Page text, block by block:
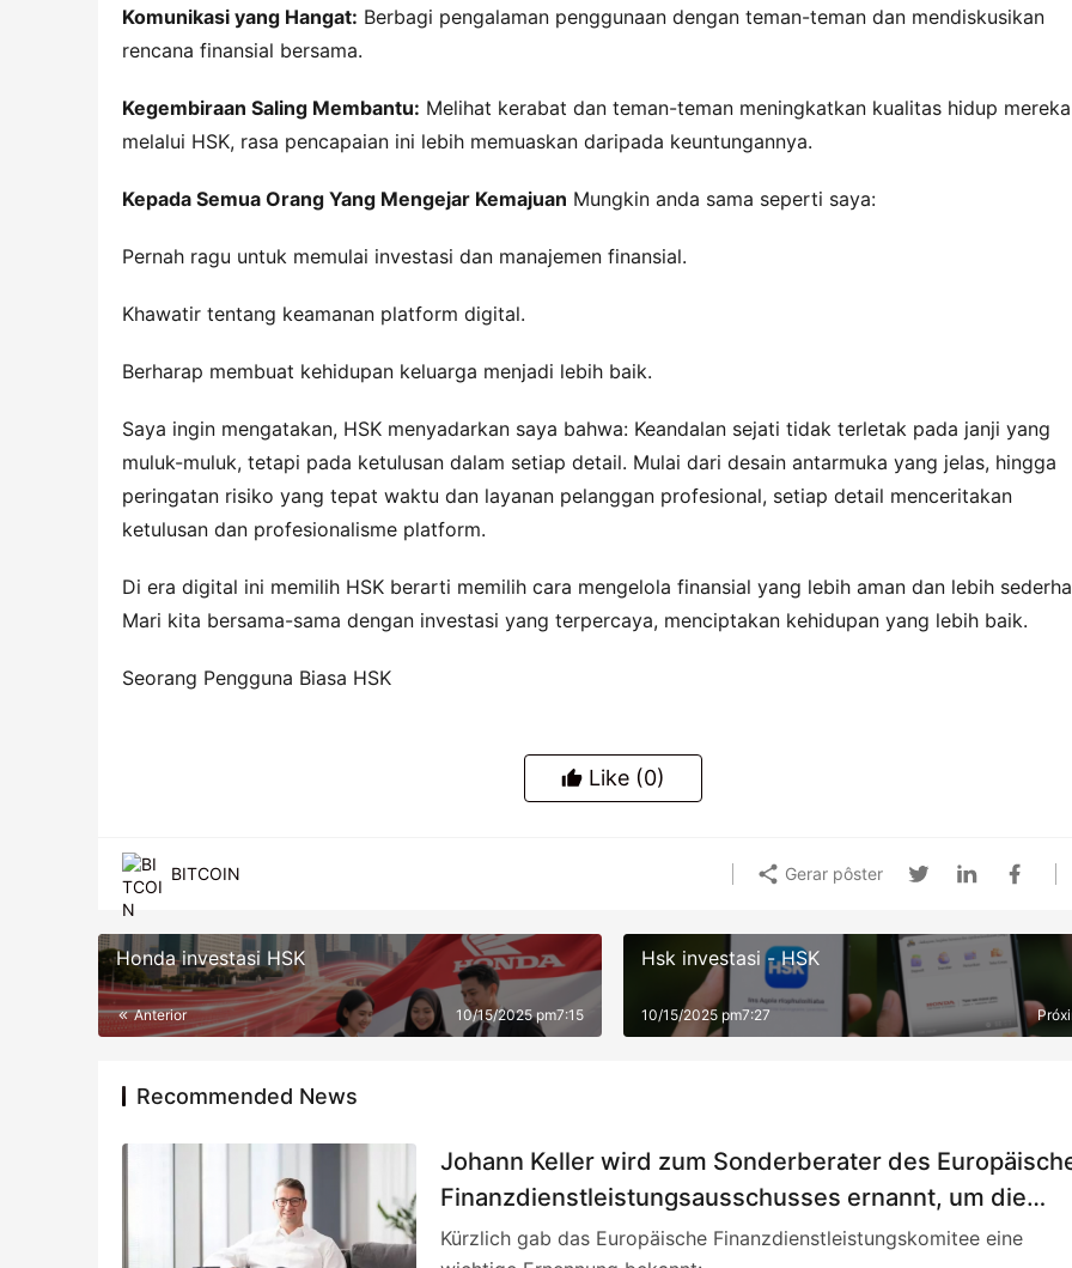
Komunikasi yang Hangat: Berbagi pengalaman penggunaan dengan teman-teman dan mendiskusikan
rencana finansial bersama.
Kegembiraan Saling Membantu: Melihat kerabat dan teman-teman meningkatkan kualitas hidup mereka
melalui HSK, rasa pencapaian ini lebih memuaskan daripada keuntungannya.
Kepada Semua Orang Yang Mengejar Kemajuan Mungkin anda sama seperti saya:
Pernah ragu untuk memulai investasi dan manajemen finansial.
Khawatir tentang keamanan platform digital.
Berharap membuat kehidupan keluarga menjadi lebih baik.
Saya ingin mengatakan, HSK menyadarkan saya bahwa: Keandalan sejati tidak terletak pada janji yang
muluk-muluk, tetapi pada ketulusan dalam setiap detail. Mulai dari desain antarmuka yang jelas, hingga
peringatan risiko yang tepat waktu dan layanan pelanggan profesional, setiap detail menceritakan
ketulusan dan profesionalisme platform.
Di era digital ini memilih HSK berarti memilih cara mengelola finansial yang lebih aman dan lebih
Mari kita bersama-sama dengan investasi yang terpercaya, menciptakan kehidupan yang lebih baik.
Seorang Pengguna Biasa HSK
Like (0)
BITCOIN Gerar pôster
Honda investasi HSK
Anterior 10/15/2025 pm7:15
Hsk investasi - HSK
10/15/2025 pm7:27
Recommended News
Johann Keller wird zum Sonderberater des
Finanzdienstleistungsausschusses ernannt, um die
Überarbeitung des Regulierungsrahmens für private
Kürzlich gab das Europäische Finanzdienstleistungskomitee eine